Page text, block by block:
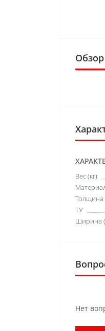
Вес (кг)
Толщина
ТУ
Ширина
Нет